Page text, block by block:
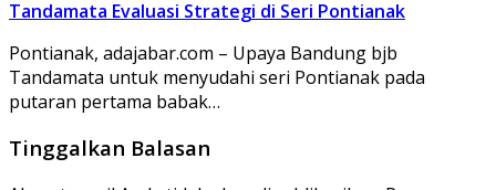
Tandamata Evaluasi Strategi di Seri Pontianak
Pontianak, adajabar.com – Upaya Bandung bjb
Tandamata untuk menyudahi seri Pontianak pada
putaran pertama babak…
Tinggalkan Balasan